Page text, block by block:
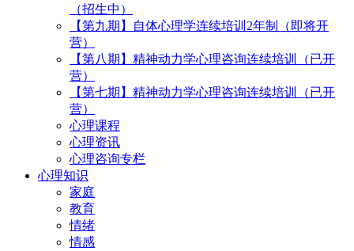
（招生中）
【第九期】自体心理学连续培训2年制（即将开
营）
【第八期】精神动力学心理咨询连续培训（已开
营）
【第七期】精神动力学心理咨询连续培训（已开
营）
心理课程
心理资讯
心理咨询专栏
心理知识
家庭
教育
情绪
情感